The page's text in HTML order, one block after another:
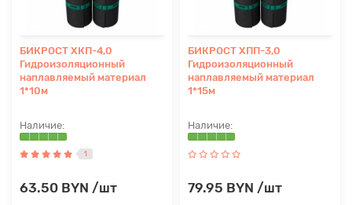
БИКРОСТ ХКП-4,0
Гидроизоляционный
наплавляемый материал
1*10м
1
63.50 BYN /шт
БИКРОСТ ХПП-3,0
Гидроизоляционный
наплавляемый материал
1*15м
79.95 BYN /шт